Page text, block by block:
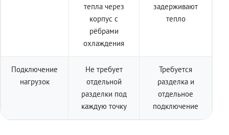
тепла через
корпус с
рёбрами
охлаждения
задерживают
тепло
Подключение
нагрузок
Не требует
отдельной
разделки под
каждую точку
Требуется
разделка и
отдельное
подключение